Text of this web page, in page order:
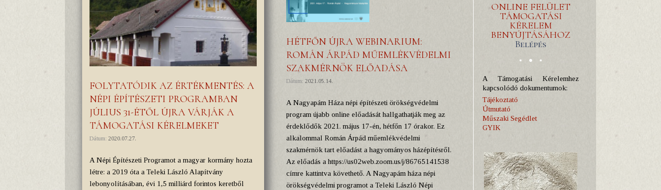
FOLYTATÓDIK AZ ÉRTÉKMENTÉS: A
NÉPI ÉPÍTÉSZETI PROGRAMBAN
JÚLIUS 31-ÉTŐL ÚJRA VÁRJÁK A
TÁMOGATÁSI KÉRELMEKET
Dátum: 2020.07.27.
A Népi Építészeti Programot a magyar kormány hozta
létre: a 2019 óta a Teleki László Alapítvány
lebonyolításában, évi 1,5 milliárd forintos keretből
HÉTFŐN ÚJRA WEBINARIUM:
ROMÁN ÁRPÁD MŰEMLÉKVÉDELMI
SZAKMÉRNÖK ELŐADÁSA
Dátum: 2021.05.14.
A Nagyapám Háza népi építészeti örökségvédelmi
program újabb online előadását hallgathatják meg az
érdeklődők 2021. május 17-én, hétfőn 17 órakor. Ez
alkalommal Román Árpád műemlékvédelmi
szakmérnök tart előadást a hagyományos házépítésről.
Az előadás a https://us02web.zoom.us/j/86765141538
címre kattintva követhető. A Nagyapám háza népi
örökségvédelmi programot a Teleki László Népi
ONLINE FELÜLET
TÁMOGATÁSI
KÉRELEM
BENYÚJTÁSÁHOZ
Belépés
A Támogatási Kérelemhez
kapcsolódó dokumentumok:
Tájékoztató
Útmutató
Műszaki Segédlet
GYIK